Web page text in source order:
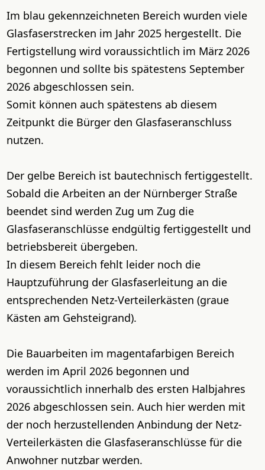
Im blau gekennzeichneten Bereich wurden viele
Glasfaserstrecken im Jahr 2025 hergestellt. Die
Fertigstellung wird voraussichtlich im März 2026
begonnen und sollte bis spätestens September
2026 abgeschlossen sein.
Somit können auch spätestens ab diesem
Zeitpunkt die Bürger den Glasfaseranschluss
nutzen.
Der gelbe Bereich ist bautechnisch fertiggestellt.
Sobald die Arbeiten an der Nürnberger Straße
beendet sind werden Zug um Zug die
Glasfaseranschlüsse endgültig fertiggestellt und
betriebsbereit übergeben.
In diesem Bereich fehlt leider noch die
Hauptzuführung der Glasfaserleitung an die
entsprechenden Netz-Verteilerkästen (graue
Kästen am Gehsteigrand).
Die Bauarbeiten im magentafarbigen Bereich
werden im April 2026 begonnen und
voraussichtlich innerhalb des ersten Halbjahres
2026 abgeschlossen sein. Auch hier werden mit
der noch herzustellenden Anbindung der Netz-
Verteilerkästen die Glasfaseranschlüsse für die
Anwohner nutzbar werden.